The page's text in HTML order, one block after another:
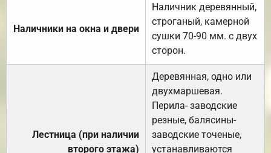
Наличники на окна и двери
Наличник деревянный,
строганый, камерной
сушки 70-90 мм. с двух
сторон.
Лестница (при наличии
второго этажа)
Деревянная, одно или
двухмаршевая.
Перила- заводские
резные, балясины-
заводские точеные,
устанавливаются